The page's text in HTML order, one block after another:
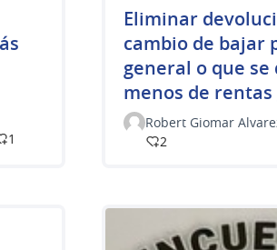
1
Eliminar
cambio de bajar
general o que
menos de
Robert Giomar
2